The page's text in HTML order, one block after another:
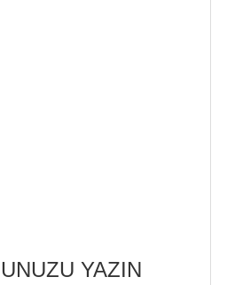
ücretsiz olarak gönderilecektir.
ile aynıdır. Siparişiniz ile birlikte
istiyorsanız yine bize telefon
YAZIN